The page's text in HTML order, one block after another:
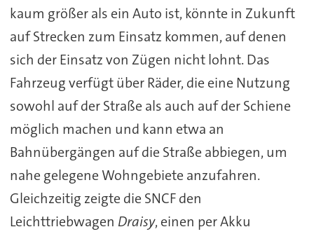
kaum größer als ein Auto ist, könnte in Zukunft
auf Strecken zum Einsatz kommen, auf denen
sich der Einsatz von Zügen nicht lohnt. Das
Fahrzeug verfügt über Räder, die eine Nutzung
sowohl auf der Straße als auch auf der Schiene
möglich machen und kann etwa an
Bahnübergängen auf die Straße abbiegen, um
nahe gelegene Wohngebiete anzufahren.
Gleichzeitig zeigte die SNCF den
Leichttriebwagen Draisy, einen per Akku